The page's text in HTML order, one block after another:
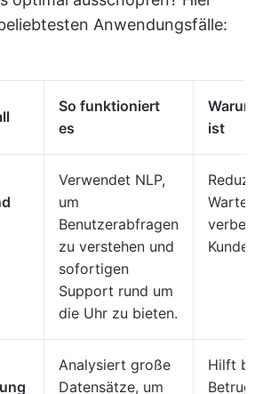
Anwendungsfälle:
So funktioniert
es
Warum
ist
Verwendet NLP,
um
Benutzerabfragen
zu verstehen und
sofortigen
Support rund um
die Uhr zu bieten.
Analysiert große
Datensätze, um
Hilft